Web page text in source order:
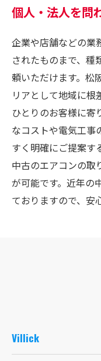
個人・法人を問
企業や店舗などの業
されたものまで、種
頼いただけます。松
リアとして地域に根
ひとりのお客様に寄
なコストや電気工事
すく明確にご提案す
中古のエアコンの取
が可能です。近年の
ておりますので、安
Villick